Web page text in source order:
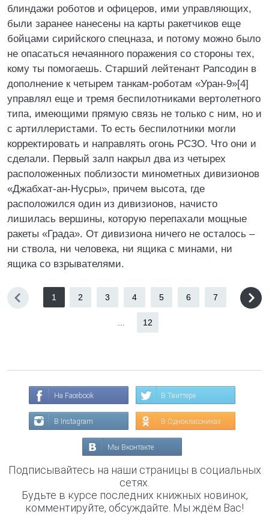
блиндажи роботов и офицеров, ими управляющих,
были заранее нанесены на карты ракетчиков еще
бойцами сирийского спецназа, и потому можно было
не опасаться нечаянного поражения со стороны тех,
кому ты помогаешь. Старший лейтенант Рапсодин в
дополнение к четырем танкам-роботам «Уран-9»[4]
управлял еще и тремя беспилотниками вертолетного
типа, имеющими прямую связь не только с ним, но и
с артиллеристами. То есть беспилотники могли
корректировать и направлять огонь РСЗО. Что они и
сделали. Первый залп накрыл два из четырех
расположенных поблизости минометных дивизионов
«Джабхат-ан-Нусры», причем высота, где
расположился один из дивизионов, начисто
лишилась вершины, которую перепахали мощные
ракеты «Града». От дивизиона ничего не осталось –
ни ствола, ни человека, ни ящика с минами, ни
ящика со взрывателями.
1 2 3 4 5 6 7
12
На Facebook В Твиттере
В Instagram В Одноклассниках
Мы Вконтакте
Подписывайтесь на наши страницы в социальных
сетях.
Будьте в курсе последних книжных новинок,
комментируйте, обсуждайте. Мы ждём Вас!